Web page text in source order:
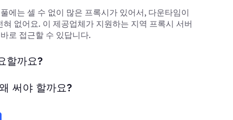
에는 셀 수 없이 많은 프록시가 있어서, 다운타임이
없어요. 이 제공업체가 지원하는 지역 프록시 서버
로 접근할 수 있답니다.
할까요?
써야 할까요?